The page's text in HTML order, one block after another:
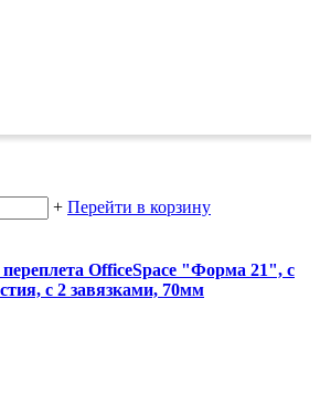
+ Перейти в корзину
OfficeSpace "Форма 21", с
с 2 завязками, 70мм